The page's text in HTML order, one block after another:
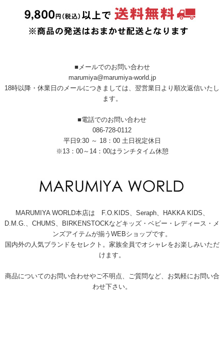
■メールでのお問い合わせ
marumiya@marumiya-world.jp
18時以降・休業日のメールにつきましては、翌営業日より順次返信いたし
ます。
■電話でのお問い合わせ
086-728-0112
平日9:30 ～ 18：00 土日祝定休日
※13：00～14：00はランチタイム休憩
MARUMIYA WORLD本店は F.O.KIDS、Seraph、HAKKA KIDS、
D.M.G.、CHUMS、BIRKENSTOCKなどキッズ・ベビー・レディース・メ
ンズアイテムが揃うWEBショップです。
国内外の人気ブランドをセレクト。家族全員でオシャレをお楽しみいただ
けます。
商品についてのお問い合わせやご不明点、ご質問など、お気軽にお問い合
わせ下さい。